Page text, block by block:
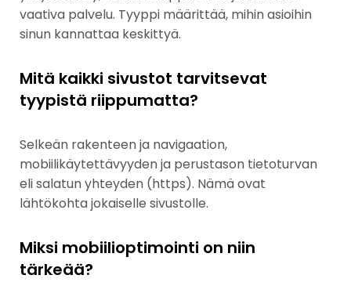
vaativa palvelu. Tyyppi määrittää, mihin asioihin
sinun kannattaa keskittyä.
Mitä kaikki sivustot tarvitsevat
tyypistä riippumatta?
Selkeän rakenteen ja navigaation,
mobiilikäytettävyyden ja perustason tietoturvan
eli salatun yhteyden (https). Nämä ovat
lähtökohta jokaiselle sivustolle.
Miksi mobiilioptimointi on niin
tärkeää?